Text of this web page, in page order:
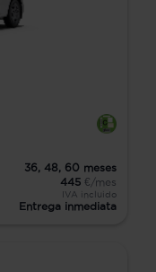
36, 48, 60 meses
445 €/mes
IVA incluido
Entrega inmediata